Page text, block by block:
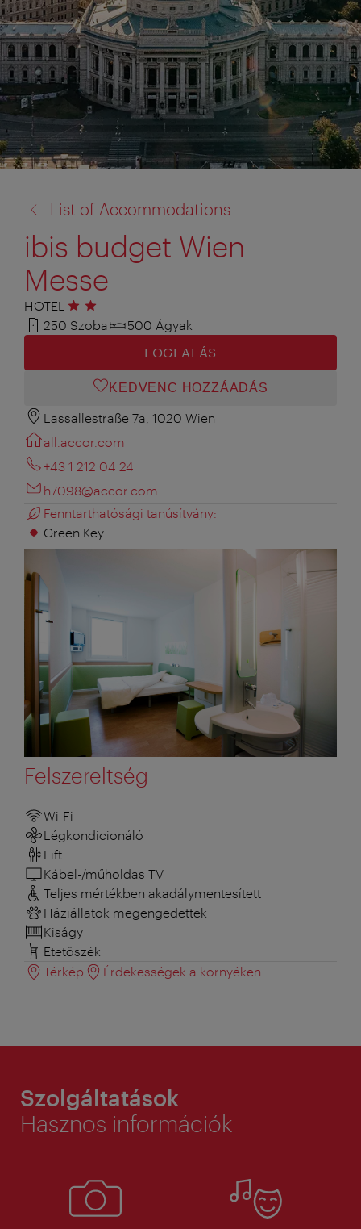
a:
List of Accommodations
ibis budget Wien
Messe
HOTEL 2 csillag
250 Szoba
500 Ágyak
FOGLALÁS
KEDVENC HOZZÁADÁS
Lassallestraße 7a, 1020 Wien
all.accor.com
+43 1 212 04 24
h7098@accor.com
Fenntarthatósági tanúsítvány:
Green Key
Felszereltség
Wi-Fi
Légkondicionáló
Lift
Kábel-/műholdas TV
Teljes mértékben akadálymentesített
Háziállatok megengedettek
Kiságy
Etetőszék
Térkép
Érdekességek a környéken
Szolgáltatások
Hasznos információk